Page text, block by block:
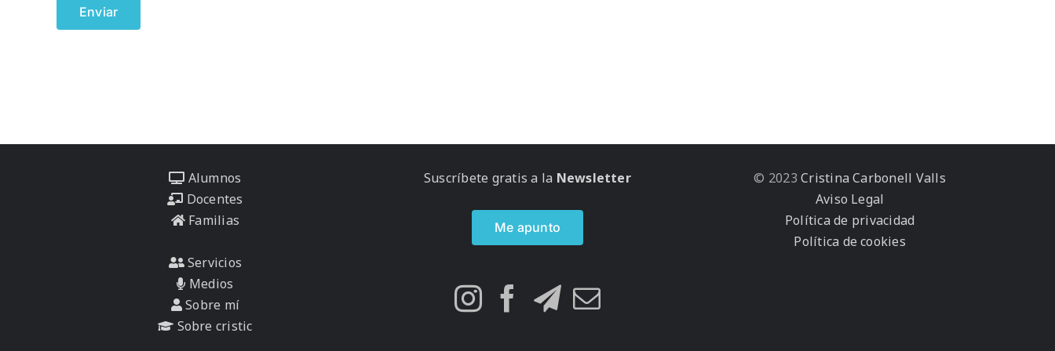
Alumnos
Docentes
Familias
Servicios
Medios
Sobre mí
Sobre cristic
Suscríbete gratis a la Newsletter
Me apunto
© 2023 Cristina Carbonell Valls
Aviso Legal
Política de privacidad
Política de cookies